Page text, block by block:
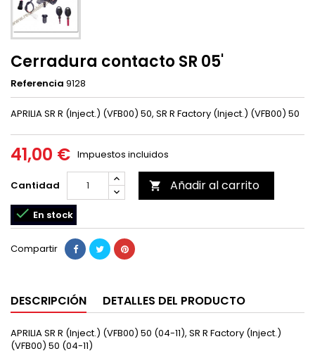
Cerradura contacto SR 05'
Referencia 9128
APRILIA SR R (Inject.) (VFB00) 50, SR R Factory (Inject.) (VFB00) 50
41,00 € Impuestos incluidos
Cantidad  Añadir al carrito
 En stock
Compartir
DESCRIPCIÓN DETALLES DEL PRODUCTO
APRILIA SR R (Inject.) (VFB00) 50 (04-11), SR R Factory (Inject.)
(VFB00) 50 (04-11)